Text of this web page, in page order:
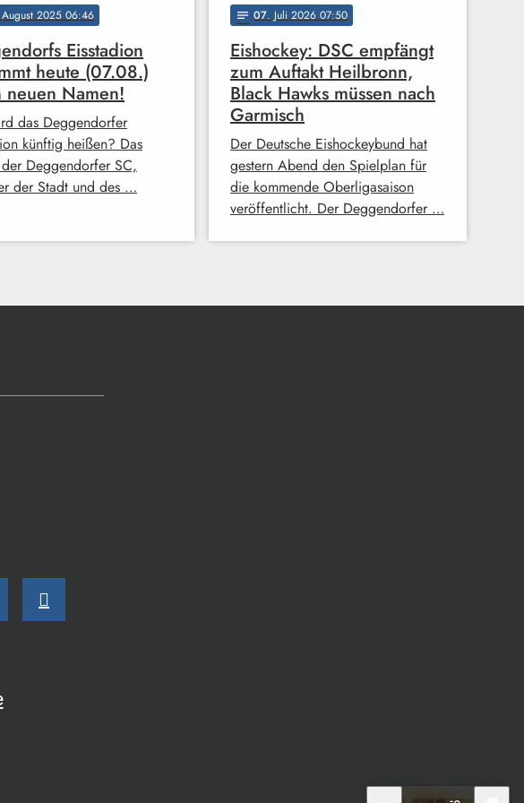
2025 06:46
Eisstadion
heute (07.08.)
neuen Namen!
das Deggendorfer
künftig heißen? Das
Deggendorfer SC,
der Stadt und des …
notes 07. Juli 2026 07:50
Eishockey: DSC empfängt
zum Auftakt Heilbronn,
Black Hawks müssen nach
Garmisch
Der Deutsche Eishockeybund hat
gestern Abend den Spielplan für
die kommende Oberligasaison
veröffentlicht. Der Deggendorfer …